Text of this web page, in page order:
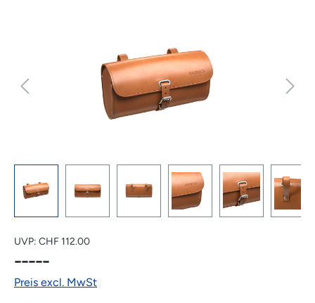
UVP: CHF 112.00
-----
Preis excl. MwSt